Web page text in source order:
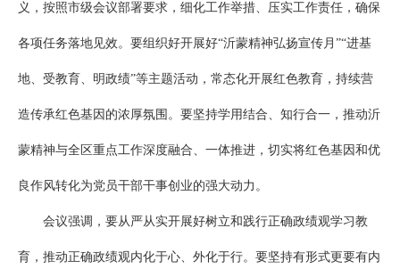
义，按照市级会议部署要求，细化工作举措、压实工作责任，确保
各项任务落地见效。要组织好开展好“沂蒙精神弘扬宣传月”“进基
地、受教育、明政绩”等主题活动，常态化开展红色教育，持续营
造传承红色基因的浓厚氛围。要坚持学用结合、知行合一，推动沂
蒙精神与全区重点工作深度融合、一体推进，切实将红色基因和优
良作风转化为党员干部干事创业的强大动力。
会议强调，要从严从实开展好树立和践行正确政绩观学习教
育，推动正确政绩观内化于心、外化于行。要坚持有形式更要有内